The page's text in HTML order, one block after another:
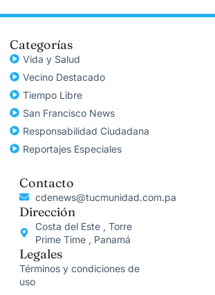
Categorías
Vida y Salud
Vecino Destacado
Tiempo Libre
San Francisco News
Responsabilidad Ciudadana
Reportajes Especiales
Contacto
cdenews@tucmunidad.com.pa
Dirección
Costa del Este , Torre
Prime Time , Panamá
Legales
Términos y condiciones de
uso